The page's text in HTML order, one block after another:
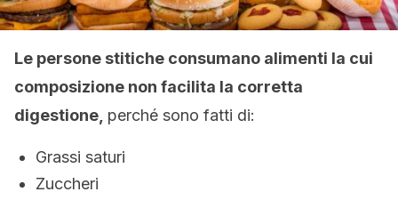
Le persone stitiche consumano alimenti la cui
composizione non facilita la corretta
digestione, perché sono fatti di:
Grassi saturi
Zuccheri